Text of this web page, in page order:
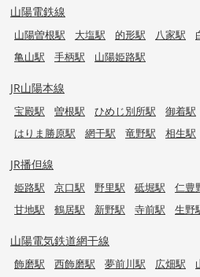
山陽電鉄線
山陽曽根駅 大塩駅 的形駅 八家駅
亀山駅
手柄駅 山陽姫路駅
JR山陽本線
宝殿駅 曽根駅 ひめじ別所駅 御着駅
はりま勝原駅
網干駅 竜野駅 相生駅
JR播但線
姫路駅 京口駅 野里駅 砥堀駅 仁豊
甘地駅
鶴居駅 新野駅 寺前駅 生野
山陽電気鉄道網干線
飾磨駅 西飾磨駅 夢前川駅 広畑駅